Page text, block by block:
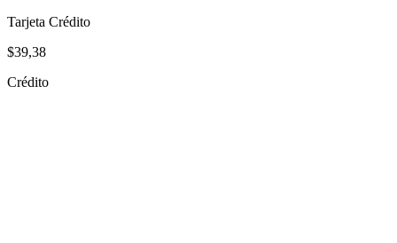
Tarjeta Crédito
$39,38
Crédito